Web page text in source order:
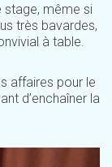
stage, même si
très bavardes,
à table.
affaires pour le
d’enchaîner la